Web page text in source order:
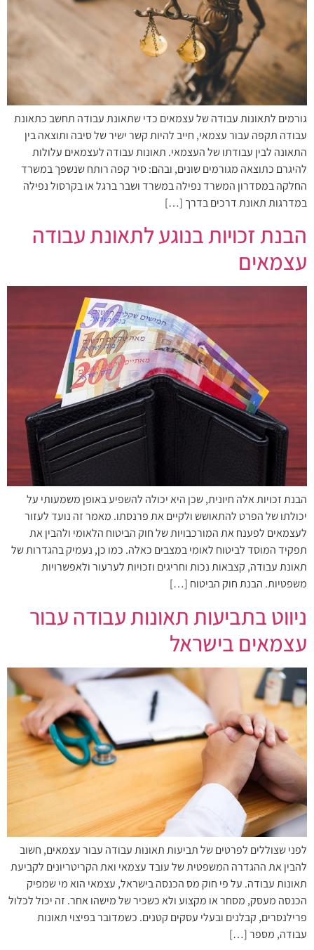
גורמים לתאונות עבודה של עצמאים כדי שתאונת עבודה תחשב כתאונת
עבודה תקפה עבור עצמאי, חייב להיות קשר ישיר של סיבה ותוצאה בין
התאונה לבין עבודתו של העצמאי. תאונות עבודה לעצמאים עלולות
להיגרם כתוצאה מגורמים שונים, ובהם: סיר קפה רותח שנשפך במשרד
החלקה במסדרון המשרד נפילה במשרד ושבר ברגל או בקרסול נפילה
במדרגות תאונת דרכים בדרך […]
הבנת זכויות בנוגע לתאונת עבודה
עצמאים
הבנת זכויות אלה חיונית, שכן היא יכולה להשפיע באופן משמעותי על
יכולתו של הפרט להתאושש ולקיים את פרנסתו. מאמר זה נועד לעזור
לעצמאים לפענח את המורכבויות של חוק הביטוח הלאומי ולהבין את
תפקיד המוסד לביטוח לאומי במצבים כאלה. כמו כן, נעמיק בהגדרות של
תאונת עבודה, קצבאות נכות וחריגים וזכויות לערעור ולאפשרויות
משפטיות. הבנת חוק הביטוח […]
ניווט בתביעות תאונות עבודה עבור
עצמאים בישראל
לפני שצוללים לפרטים של תביעות תאונות עבודה עבור עצמאים, חשוב
להבין את ההגדרה המשפטית של עובד עצמאי ואת הקריטריונים לקביעת
תאונות עבודה. על פי חוק מס הכנסה בישראל, עצמאי הוא מי שמפיק
הכנסה מעסק, מסחר או מקצוע ולא כשכיר של מישהו אחר. זה יכול לכלול
פרילנסרים, קבלנים ובעלי עסקים קטנים. כשמדובר בפיצוי תאונות
עבודה, מספר […]